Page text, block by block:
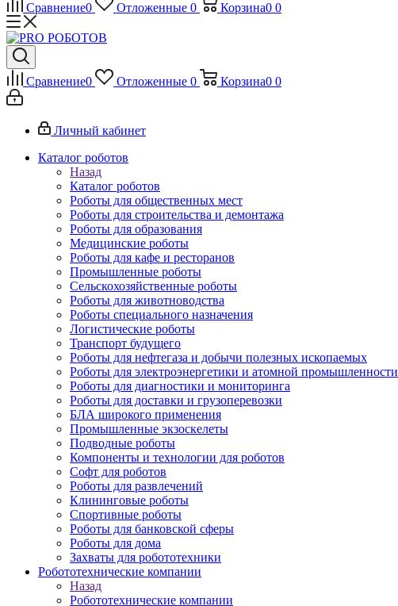
Сравнение0 Отложенные 0 Корзина0 0
Сравнение0 Отложенные 0 Корзина0 0
Личный кабинет
Каталог роботов
Назад
Каталог роботов
Роботы для общественных мест
Роботы для строительства и демонтажа
Роботы для образования
Медицинские роботы
Роботы для кафе и ресторанов
Промышленные роботы
Сельскохозяйственные роботы
Роботы для животноводства
Роботы специального назначения
Логистические роботы
Транспорт будущего
Роботы для нефтегаза и добычи полезных ископаемых
Роботы для электроэнергетики и атомной промышленности
Роботы для диагностики и мониторинга
Роботы для доставки и грузоперевозки
БЛА широкого применения
Промышленные экзоскелеты
Подводные роботы
Компоненты и технологии для роботов
Софт для роботов
Роботы для развлечений
Клининговые роботы
Спортивные роботы
Роботы для банковской сферы
Роботы для дома
Захваты для робототехники
Робототехнические компании
Назад
Робототехнические компании